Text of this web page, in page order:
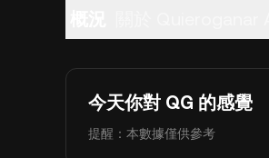
今天你對 QG 的感覺
提醒：本數據僅供參考